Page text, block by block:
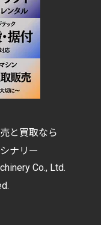
と買取なら
ナリー
Co., Ltd.